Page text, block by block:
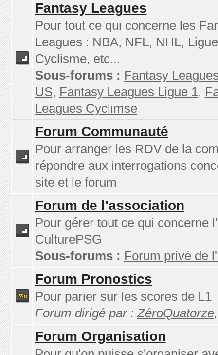
Fantasy Leagues
Pour tout ce qui concerne les
Leagues : NBA, NFL, NHL,
Cyclisme, etc...
Sous-forums : Fantasy
US, Fantasy Leagues Ligue 1,
Leagues Cyclimse
Forum Communauté
Pour arranger les RDV de la
répondre aux interrogations
site et le forum
Forum de l'association
Pour gérer tout ce qui concerne
CulturePSG
Sous-forums : Forum privé de
Forum Pronostics
Pour parier sur les scores de L1
Forum dirigé par :ZéroQuatorze
Forum Organisation